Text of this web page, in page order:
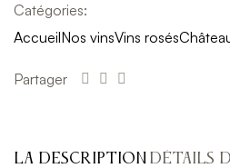
Catégories:
AccueilNos vinsVins rosés
Partager
LA DESCRIPTION DÉTAILS